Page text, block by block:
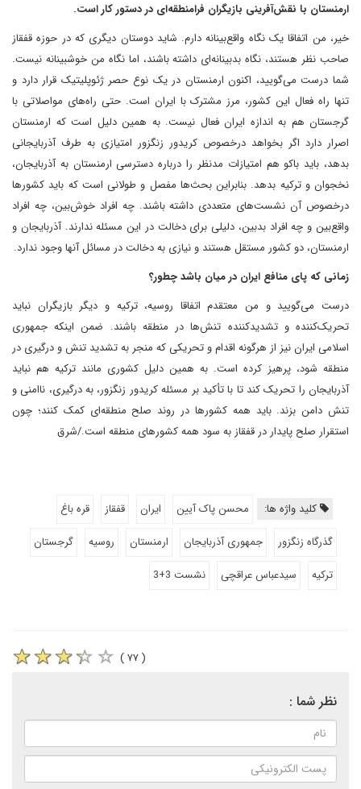
ارمنستان با نقش‌آفرینی بازیگران فرامنطقه‌ای در دستور کار است.
خیر، من اتفاقا یک نگاه واقع‌بینانه‌‌ دارم. ‌شاید دوستان دیگری که در حوزه قفقاز
صاحب نظر هستند، نگاه بدبینانه‌ای داشته باشند، اما نگاه من خوشبینانه نیست.
شما درست می‌گویید، اکنون ارمنستان در یک نوع حصر ژئوپلیتیک قرار دارد و
تنها راه فعال این کشور، مرز مشترک با ایران است. حتی راه‌های مواصلاتی با
گرجستان هم به اندازه ایران فعال نیست. به همین دلیل است که ارمنستان
اصرار دارد اگر بخواهد در‌خصوص کریدور زنگزور امتیازی به طرف آذربایجانی
بدهد، باید باکو هم امتیازات مد‌نظر را درباره دسترسی ارمنستان به آذربایجان،
نخجوان و ترکیه ‌بدهد. بنابراین بحث‌ها‌ مفصل و طولانی است که باید کشورها
در‌خصوص آن نشست‌های متعددی داشته باشند. چه افراد خوش‌بین، چه افراد
واقع‌بین و چه افراد بدبین، دلیلی برای دخالت در این مسئله ندارند. ‌آذربایجان و
ارمنستان، دو کشور مستقل هستند و نیازی به دخالت در مسائل آنها وجود ندارد.
زمانی که پای منافع ایران در میان باشد چطور؟
درست می‌گویید و من معتقدم ‌اتفاقا روسیه، ترکیه و دیگر بازیگران نباید
تحریک‌کننده و تشدید‌کننده تنش‌ها در منطقه باشند. ضمن اینکه جمهوری
اسلامی ایران نیز از هرگونه اقدام و تحریکی که منجر به تشدید تنش و درگیری در
منطقه شود، پرهیز کرده است. به همین دلیل کشوری مانند ترکیه هم نباید
آذربایجان را تحریک کند تا با تأکید بر مسئله کریدور زنگزور، به درگیری، ناامنی و
تنش دامن بزند. باید همه کشورها در روند صلح منطقه‌ای کمک کنند؛ چون
استقرار صلح پایدار در قفقاز به سود همه کشورهای منطقه است./شرق
کلید واژه ها: محسن پاک آیین ایران قفقاز
قره باغ
گذرگاه زنگزور
جمهوری آذربایجان ارمنستان روسیه
گرجستان
ترکیه
سیدعباس عراقچی نشست 3+3
( ۷۷ )
نظر شما :